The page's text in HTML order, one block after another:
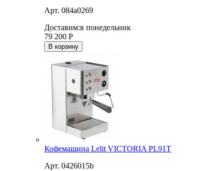
Арт. 084a0269
Доставим:в понедельник
79 200 Р
В корзину
Кофемашина Lelit VICTORIA PL91T
Арт. 0426015b